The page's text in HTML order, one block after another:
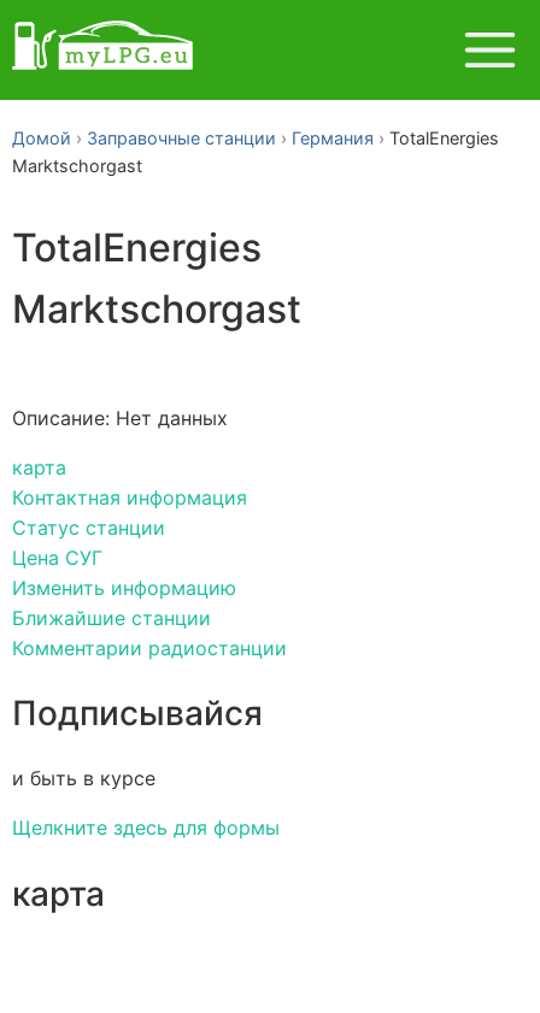
Домой Заправочные станции Германия
TotalEnergies
Marktschorgast
TotalEnergies
Marktschorgast
Описание: Нет данных
карта
Контактная информация
Статус станции
Цена СУГ
Изменить информацию
Ближайшие станции
Комментарии радиостанции
Подписывайся
и быть в курсе
Щелкните здесь для формы
карта